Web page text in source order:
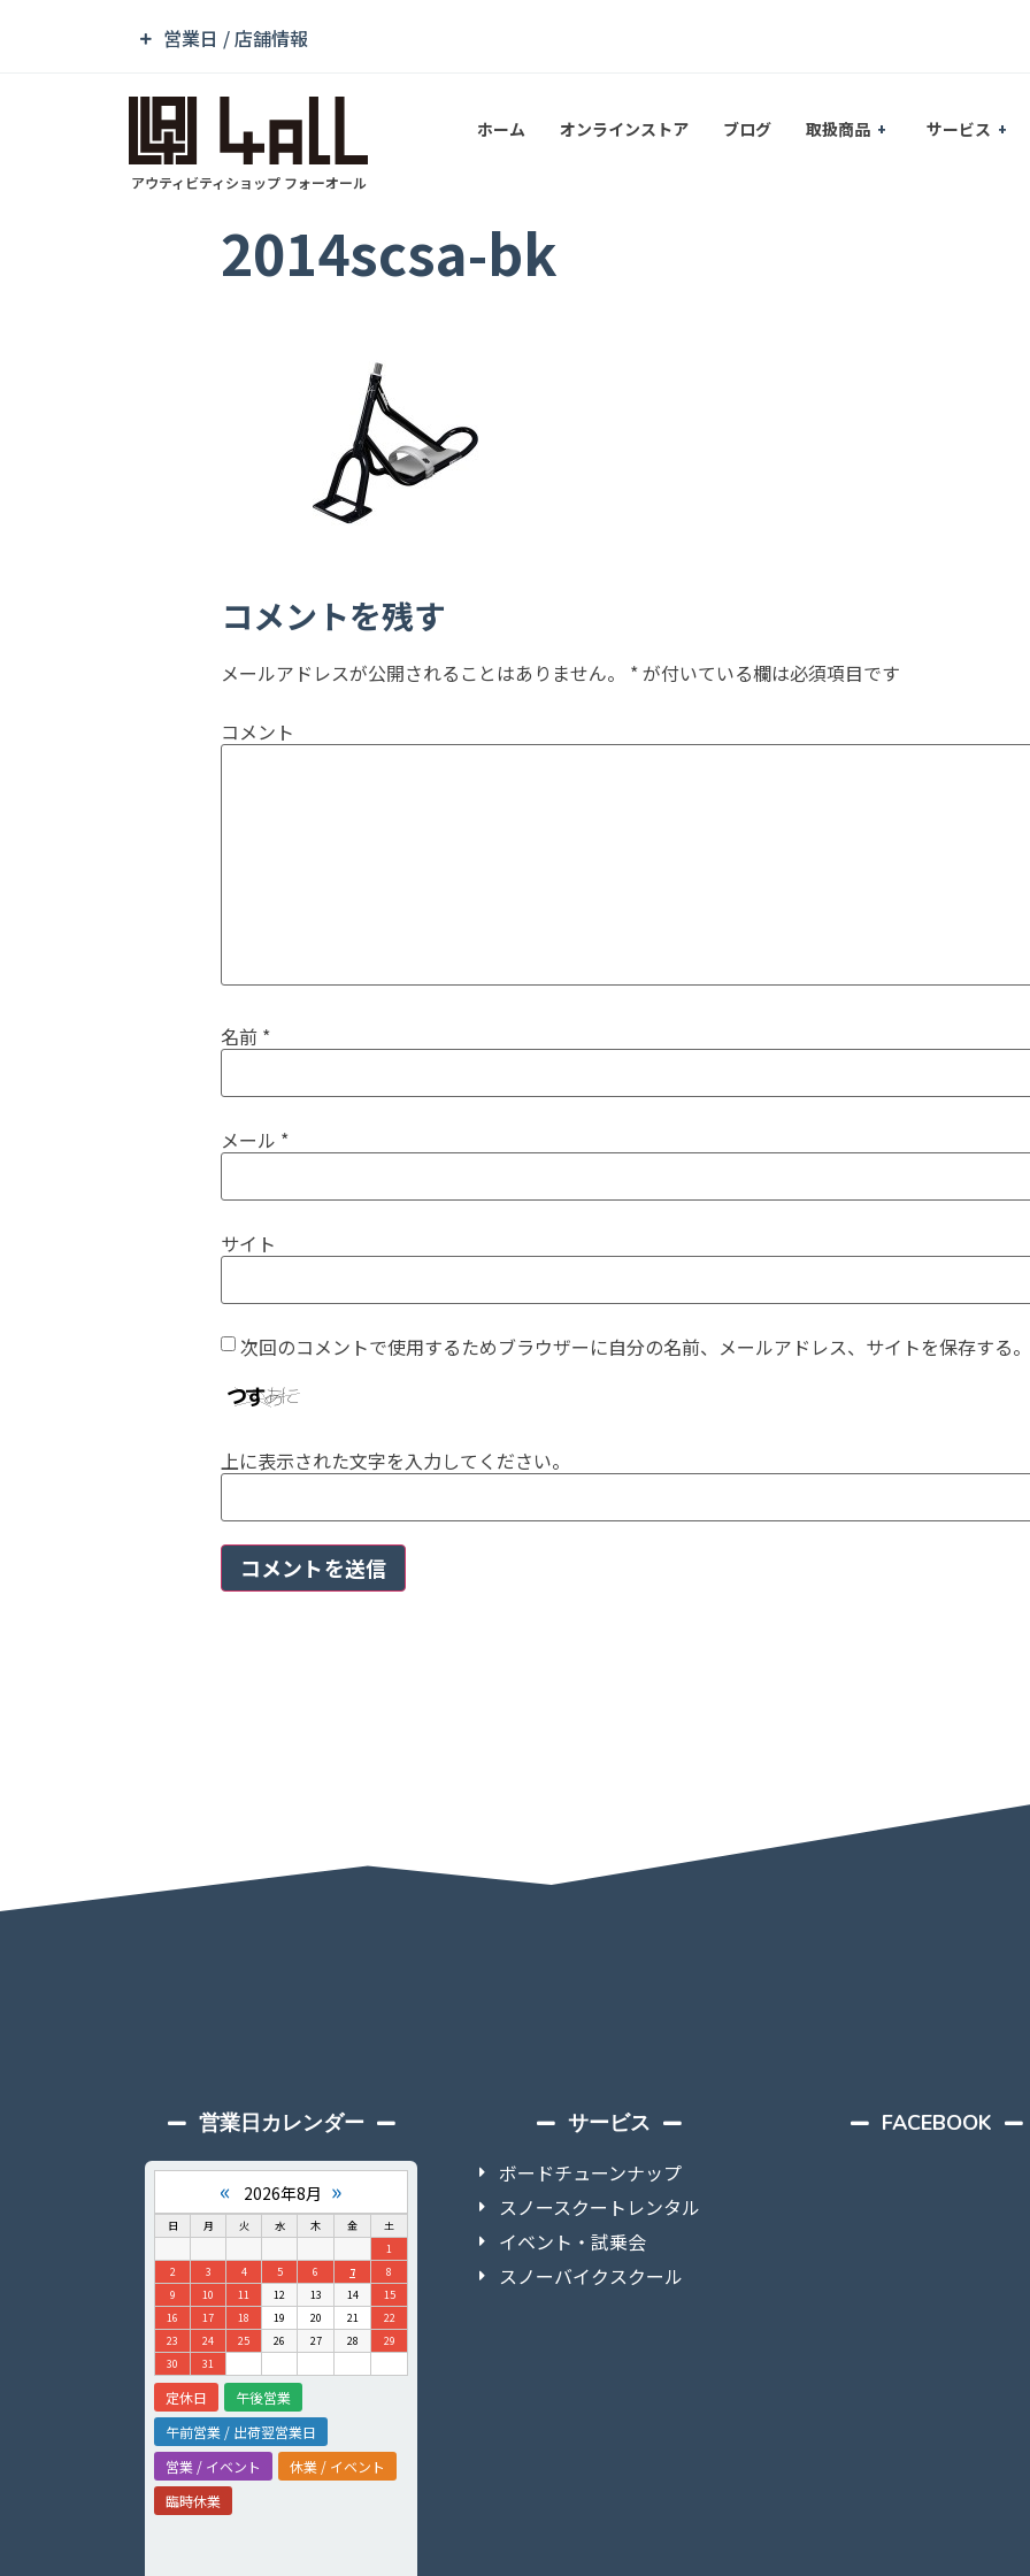
営業日 / 店舗情報
アウティビティショップ フォーオール
ホーム オンラインストア ブログ 取扱商品 サービス
2014scsa-bk
コメントを残す
メールアドレスが公開されることはありません。 *が付いている欄は必須項目です
コメント
名前 *
メール *
サイト
次回のコメントで使用するためブラウザーに自分の名前、メールアドレス、サイトを保存する。
上に表示された文字を入力してください。
営業日カレンダー
« 2026年8月 »
日 月 火 水 木 金
土
1
2
3 4 5 6 7
8
9
10 11 12 13 14
15
16
17 18 19 20 21
22
23
24 25 26 27 28
29
30
31
定休日
午後営業
午前営業 / 出荷翌営業日
営業 / イベント
休業 / イベント
臨時休業
サービス
ボードチューンナップ
スノースクートレンタル
イベント・試乗会
スノーバイクスクール
FACEBOOK